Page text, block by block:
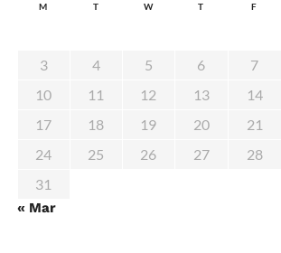
M T W T F
3
4 5 6 7
10
11 12 13 14
17
18 19 20 21
24
25 26 27 28
31
« Mar